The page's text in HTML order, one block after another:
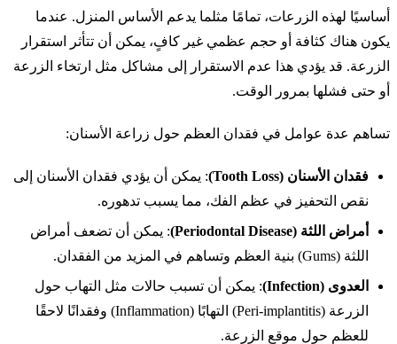
أساسيًا لهذه الزرعات، تمامًا مثلما يدعم الأساس المنزل. عندما
يكون هناك كثافة أو حجم عظمي غير كافٍ، يمكن أن تتأثر استقرار
الزرعة. قد يؤدي هذا عدم الاستقرار إلى مشاكل مثل ارتخاء الزرعة
أو حتى فشلها بمرور الوقت.
تساهم عدة عوامل في فقدان العظم حول زراعة الأسنان:
فقدان الأسنان (Tooth Loss)
: يمكن أن يؤدي فقدان الأسنان إلى
نقص التحفيز في عظم الفك، مما يسبب تدهوره.
أمراض اللثة (Periodontal Disease)
: يمكن أن تضعف أمراض
اللثة (Gums) بنية العظم وتساهم في المزيد من الفقدان.
العدوى (Infection)
: يمكن أن تسبب حالات مثل التهاب حول
الزرعة (Peri-implantitis) التهابًا (Inflammation) وفقدانًا لاحقًا
للعظم حول موقع الزرعة.